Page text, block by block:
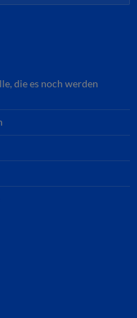
die es noch werden